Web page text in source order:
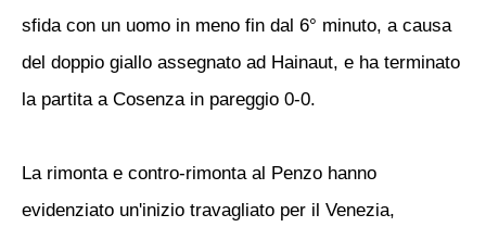
sfida con un uomo in meno fin dal 6° minuto, a causa
del doppio giallo assegnato ad Hainaut, e ha terminato
la partita a Cosenza in pareggio 0-0.
La rimonta e contro-rimonta al Penzo hanno
evidenziato un'inizio travagliato per il Venezia,